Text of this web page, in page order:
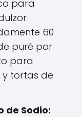
para
60
puré por
para
y tortas de
de Sodio: